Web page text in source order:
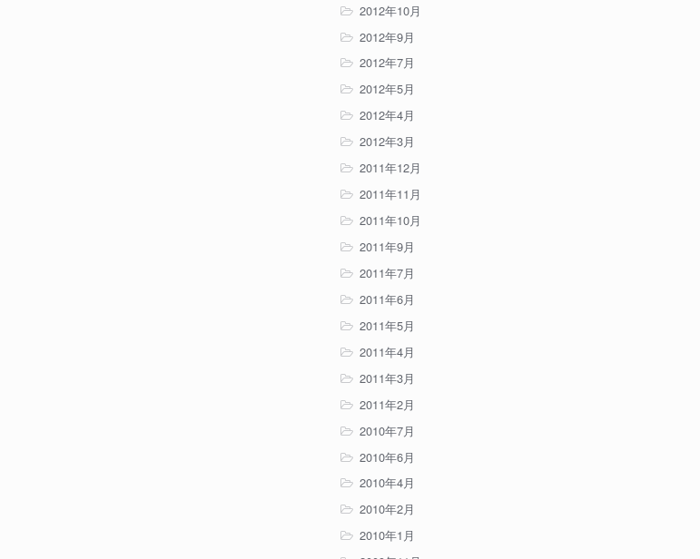
2012年10月
2012年9月
2012年7月
2012年5月
2012年4月
2012年3月
2011年12月
2011年11月
2011年10月
2011年9月
2011年7月
2011年6月
2011年5月
2011年4月
2011年3月
2011年2月
2010年7月
2010年6月
2010年4月
2010年2月
2010年1月